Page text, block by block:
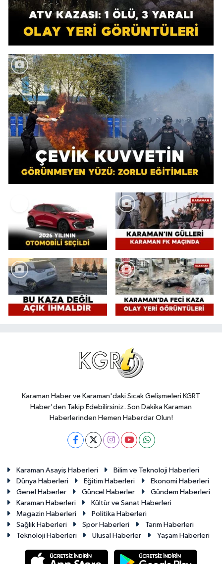
Karaman Haber ve Karaman'daki Sıcak Gelişmeleri KGRT
Haber'den Takip Edebilirsiniz. Son Dakika Karaman
Haberlerinden Hemen Haberdar Olun!
Karaman Asayiş Haberleri
Bilim ve Teknoloji Haberleri
Dünya Haberleri
Eğitim Haberleri
Ekonomi Haberleri
Genel Haberler
Güncel Haberler
Gündem Haberleri
Karaman Haberleri
Kültür ve Sanat Haberleri
Magazin Haberleri
Politika Haberleri
Sağlık Haberleri
Spor Haberleri
Tarım Haberleri
Teknoloji Haberleri
Ulusal Haberler Yaşam Haberleri